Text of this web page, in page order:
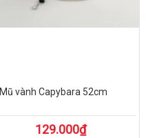
Mũ vành Capybara 52cm
129.000₫